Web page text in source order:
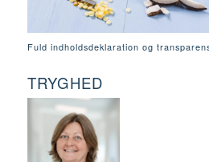
Fuld indholdsdeklaration og
TRYGHED